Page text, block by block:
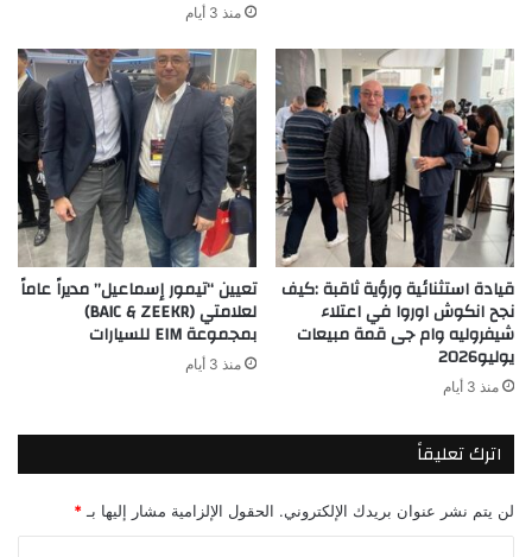
منذ 3 أيام
قيادة استثنائية ورؤية ثاقبة :كيف
نجح انكوش اوروا في اعتلاء
شيفروليه وام جى قمة مبيعات
يوليو2026
منذ 3 أيام
تعيين “تيمور إسماعيل” مديراً عاماً
لعلامتي (BAIC & ZEEKR)
بمجموعة EIM للسيارات
منذ 3 أيام
اترك تعليقاً
لن يتم نشر عنوان بريدك الإلكتروني. الحقول الإلزامية مشار إليها بـ *